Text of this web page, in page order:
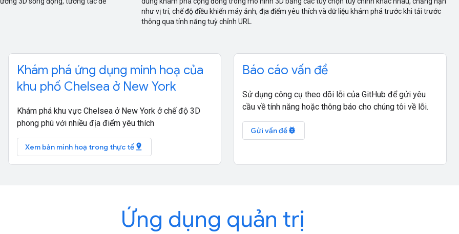
như vị trí, chế độ điều khiển máy ảnh, địa điểm yêu thích và dữ liệu khám phá trước khi tải trước
thông qua tính năng tuỳ chỉnh URL.
Khám phá ứng dụng minh hoạ của
khu phố Chelsea ở New York
Khám phá khu vực Chelsea ở New York ở chế độ 3D
phong phú với nhiều địa điểm yêu thích
Xem bản minh hoạ trong thực tế pin_drop
Báo cáo vấn đề
Sử dụng công cụ theo dõi lỗi của GitHub để gửi yêu
cầu về tính năng hoặc thông báo cho chúng tôi về lỗi.
Gửi vấn đềbug_report
Ứng dụng quản trị